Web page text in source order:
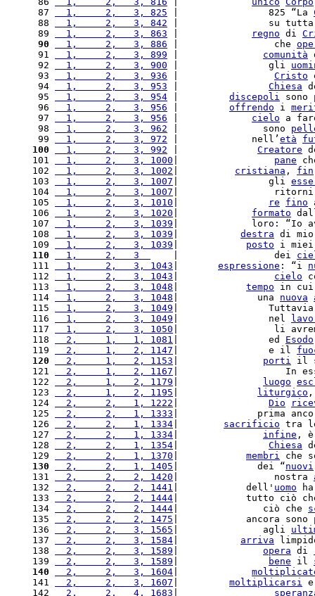
87
  1,     2,   3, 825
|                825 “La
88
  1,     2,   3, 842
|                su
89
  1,     2,   3, 863
regno di
90
  1,     2,   3, 886
|                 che
91
  1,     2,   3, 899
comunità
92
  1,     2,   3, 900
|                gli
93
  1,     2,   3, 936
Cristo
94
  1,     2,   3, 953
Chiesa
95
  1,     2,   3, 954
discepoli sono
96
  1,     2,   3, 956
offrendo i
97
  1,     2,   3, 956
cielo a
98
  1,     2,   3, 962
|               sono
99
  1,     2,   3, 972
|             nell’ età
100
  1,     2,   3, 992
Creatore
101
  1,     2,   3, 1000
pane
102
  1,     2,   3, 1002
cristiana , fin
103
  1,     2,   3, 1007
|                gli
104
  1,     2,   3, 1007
|
105
  1,     2,   3, 1010
re fino
106
  1,     2,   3, 1020
formato
107
  1,     2,   3, 1039
|             loro: “Io
108
  1,     2,   3, 1039
destra di
109
  1,     2,   3, 1039
posto i
110
  1,     2,   3
    |                 dei
111
  1,     2,   3, 1043
espressione : “i
112
  1,     2,   3, 1043
cielo
113
  1,     2,   3, 1048
tempo in cui
114
  1,     2,   3, 1048
|              una nuova
115
  1,     2,   3, 1049
|
116
  1,     2,   3, 1049
|                nel
117
  1,     2,   3, 1050
|                 li
118
  2,     1,   1, 1081
|                ed Esodo
119
  2,     1,   2, 1147
|                e il
120
  2,     1,   2, 1153
porti il
121
  2,     1,   2, 1167
|                   In
122
  2,     1,   2, 1179
luogo
123
  2,     1,   2, 1195
liturgico
124
  2,     2,   1, 1222
Dio
125
  2,     2,   1, 1333
|              prima
126
  2,     2,   1, 1334
sacrificio tra
127
  2,     2,   1, 1334
infine ,
128
  2,     2,   1, 1354
Chiesa
129
  2,     2,   1, 1370
membri che
130
  2,     2,   1, 1405
|              dei “nuovi
131
  2,     2,   2, 1420
|                 nostra
132
  2,     2,   2, 1441
|            dell' uomo
133
  2,     2,   2, 1444
|            tutto ciò
134
  2,     2,   2, 1444
|               ciò che
135
  2,     2,   2, 1475
|            ancora sono
136
  2,     2,   3, 1565
|               agli
137
  2,     2,   3, 1584
arriva
138
  2,     2,   3, 1589
opera di
139
  2,     2,   3, 1589
bene il
140
  2,     2,   3, 1604
141
  2,     2,   3, 1607
moltiplicarsi
142
  2,     2,   4, 1683